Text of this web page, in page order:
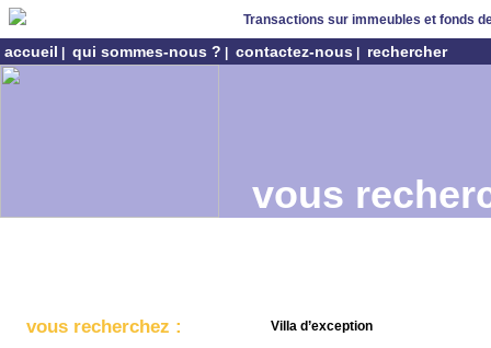
Transactions sur immeubles et fonds
accueil qui sommes-nous ? contactez-nous rechercher
vous
vous recherchez :
Villa d’exception